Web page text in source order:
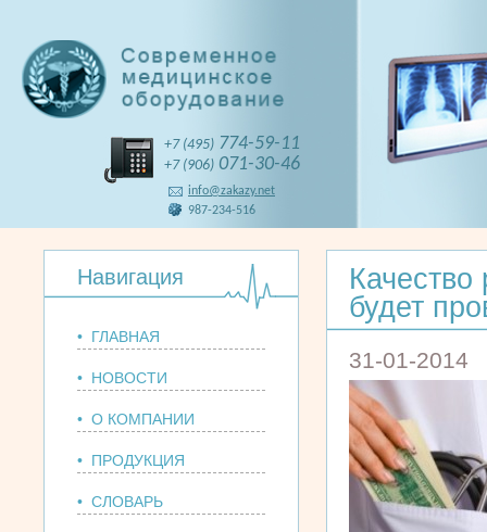
+7 (495) 774-59-11
+7 (906) 071-30-46
info@zakazy.net
987-234-516
Навигация
• ГЛАВНАЯ
• НОВОСТИ
• О КОМПАНИИ
• ПРОДУКЦИЯ
• СЛОВАРЬ
будет
31-01-2014